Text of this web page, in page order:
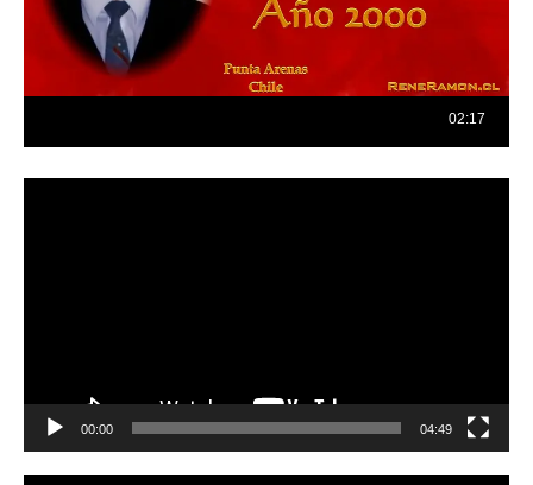
00:00 04:49